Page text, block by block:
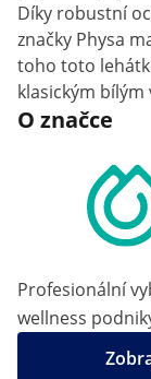
Díky robustní
značky Physa
toho toto
klasickým bílým
O značce
Profesionální
wellness